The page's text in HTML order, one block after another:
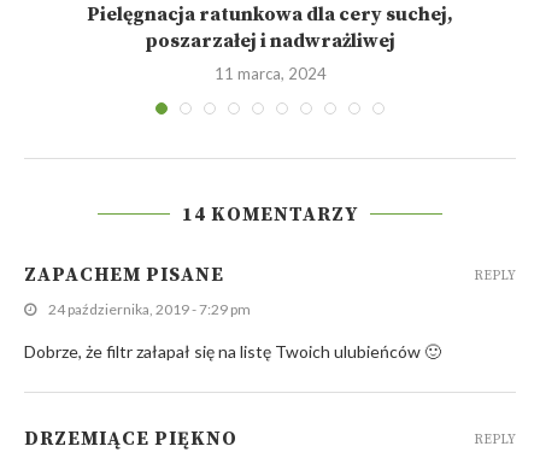
Pielęgnacja ratunkowa dla cery suchej,
poszarzałej i nadwrażliwej
11 marca, 2024
14 KOMENTARZY
ZAPACHEM PISANE
24 października, 2019 - 7:29 pm
Dobrze, że filtr załapał się na listę Twoich ulubieńców 🙂
REPLY
DRZEMIĄCE PIĘKNO REPLY